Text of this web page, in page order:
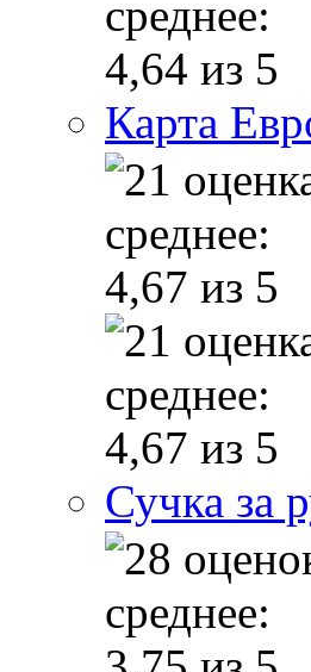
Карта
Сучка за